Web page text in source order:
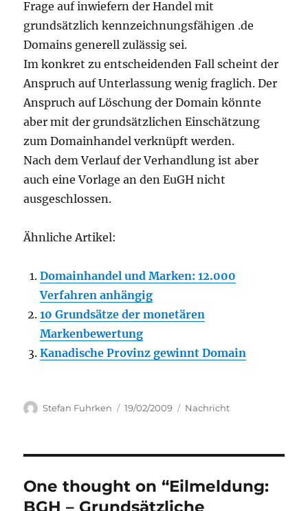
Frage auf inwiefern der Handel mit
grundsätzlich kennzeichnungsfähigen .de
Domains generell zulässig sei.
Im konkret zu entscheidenden Fall scheint der
Anspruch auf Unterlassung wenig fraglich. Der
Anspruch auf Löschung der Domain könnte
aber mit der grundsätzlichen Einschätzung
zum Domainhandel verknüpft werden.
Nach dem Verlauf der Verhandlung ist aber
auch eine Vorlage an den EuGH nicht
ausgeschlossen.
Ähnliche Artikel:
Domainhandel und Marken: 12.000
Verfahren anhängig
10 Grundsätze der monetären
Markenbewertung
Kanadische Provinz gewinnt Domain
Author
Stefan Fuhrken
Posted
19/02/2009 Categories
Nachricht
One thought on “Eilmeldung:
BGH – Grundsätzliche